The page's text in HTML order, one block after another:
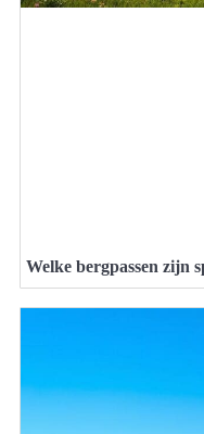
Welke bergpassen zijn